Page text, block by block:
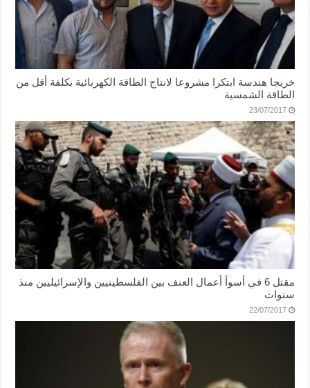
خريجا هندسة ابتكرا مشروعا لانتاج الطاقة الكهربائية بكلفة أقل من
الطاقة الشمسية
23/07/2017
مقتل 6 في أسوأ أعمال العنف بين الفلسطينيين والإسرائيليين منذ
سنوات
22/07/2017